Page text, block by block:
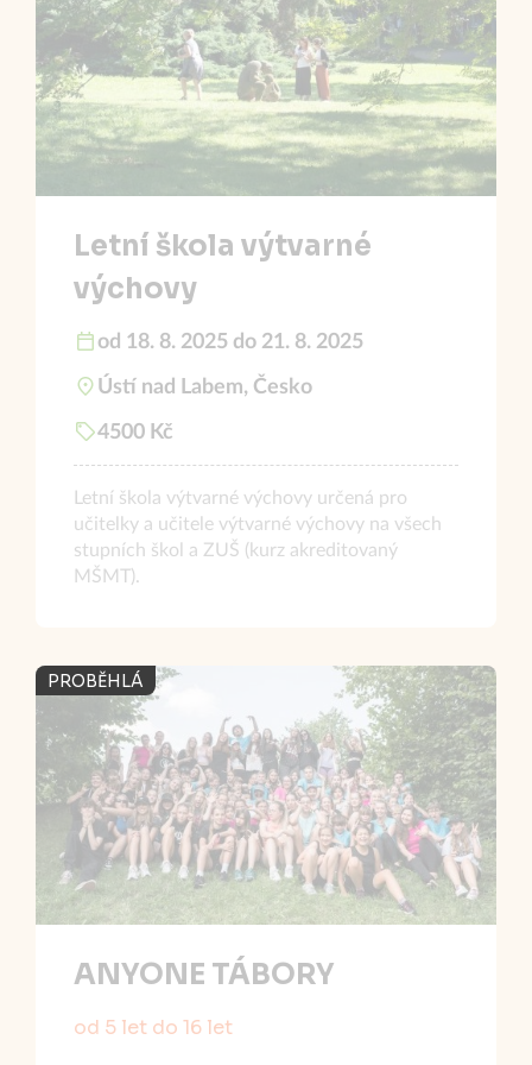
Letní škola výtvarné
výchovy
od 18. 8. 2025 do 21. 8. 2025
Ústí nad Labem, Česko
4500 Kč
Letní škola výtvarné výchovy určená pro
učitelky a učitele výtvarné výchovy na všech
stupních škol a ZUŠ (kurz akreditovaný
MŠMT).
PROBĚHLÁ
ANYONE TÁBORY
od 5 let do 16 let